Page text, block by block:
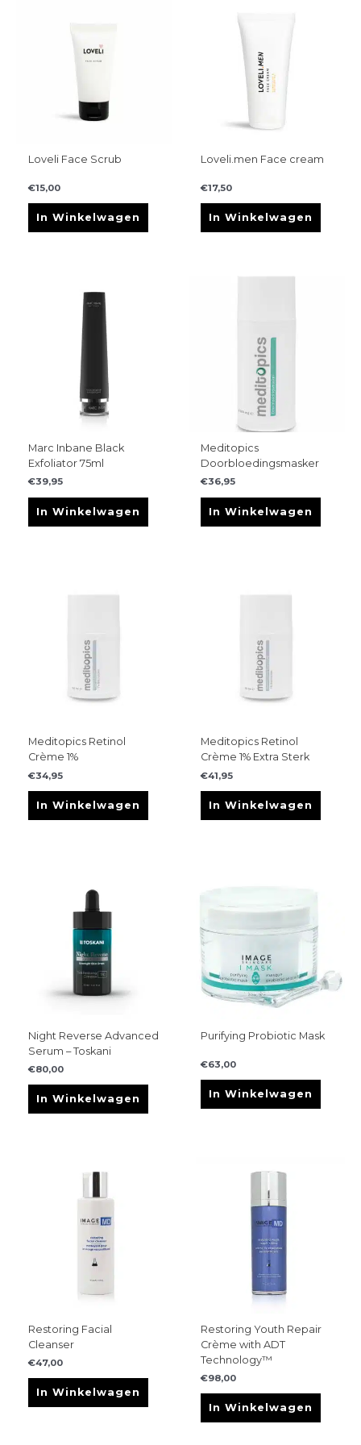
Loveli Face Scrub
€15,00
In Winkelwagen
Loveli.men Face cream
€17,50
In Winkelwagen
Marc Inbane Black
Exfoliator 75ml
€39,95
In Winkelwagen
Meditopics
Doorbloedingsmasker
€36,95
In Winkelwagen
Meditopics Retinol
Crème 1%
€34,95
In Winkelwagen
Meditopics Retinol
Crème 1% Extra Sterk
€41,95
In Winkelwagen
Night Reverse Advanced
Serum – Toskani
€80,00
In Winkelwagen
Purifying Probiotic Mask
€63,00
In Winkelwagen
Restoring Facial
Cleanser
€47,00
In Winkelwagen
Restoring Youth Repair
Crème with ADT
Technology™
€98,00
In Winkelwagen